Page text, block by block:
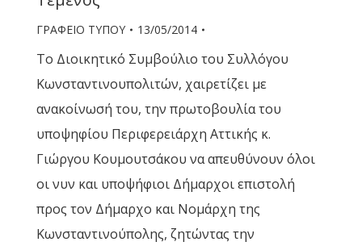
ΓΡΑΦΕΙΟ ΤΥΠΟΥ 13/05/2014
Το Διοικητικό Συμβούλιο του Συλλόγου
Κωνσταντινουπολιτών, χαιρετίζει με
ανακοίνωσή του, την πρωτοβουλία του
υποψηφίου Περιφερειάρχη Αττικής κ.
Γιώργου Κουμουτσάκου να απευθύνουν όλοι
οι νυν και υποψήφιοι Δήμαρχοι επιστολή
προς τον Δήμαρχο και Νομάρχη της
Κωνσταντινούπολης, ζητώντας την